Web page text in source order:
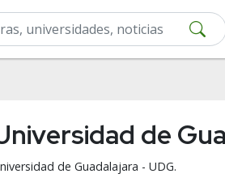
de
de Guadalajara - UDG.